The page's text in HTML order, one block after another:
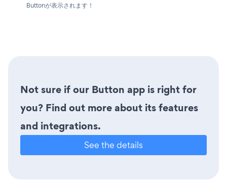
Buttonが表示されます！
Not sure if our Button app is right for
you? Find out more about its features
and integrations.
See the details